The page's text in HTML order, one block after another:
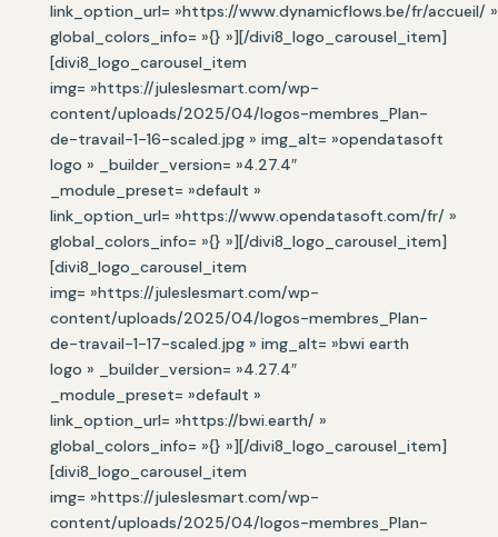
link_option_url= »https://www.dynamicflows.be/fr/accueil/ »
global_colors_info= »{} »][/divi8_logo_carousel_item]
[divi8_logo_carousel_item
img= »https://juleslesmart.com/wp-
content/uploads/2025/04/logos-membres_Plan-
de-travail-1-16-scaled.jpg » img_alt= »opendatasoft
logo » _builder_version= »4.27.4″
_module_preset= »default »
link_option_url= »https://www.opendatasoft.com/fr/ »
global_colors_info= »{} »][/divi8_logo_carousel_item]
[divi8_logo_carousel_item
img= »https://juleslesmart.com/wp-
content/uploads/2025/04/logos-membres_Plan-
de-travail-1-17-scaled.jpg » img_alt= »bwi earth
logo » _builder_version= »4.27.4″
_module_preset= »default »
link_option_url= »https://bwi.earth/ »
global_colors_info= »{} »][/divi8_logo_carousel_item]
[divi8_logo_carousel_item
img= »https://juleslesmart.com/wp-
content/uploads/2025/04/logos-membres_Plan-